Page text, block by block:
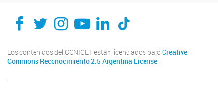
Los contenidos del CONICET están licenciados bajo Creative
Commons Reconocimiento 2.5 Argentina License